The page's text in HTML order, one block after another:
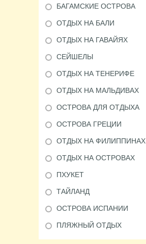
БАГАМСКИЕ ОСТРОВА
ОТДЫХ НА БАЛИ
ОТДЫХ НА ГАВАЙЯХ
СЕЙШЕЛЫ
ОТДЫХ НА ТЕНЕРИФЕ
ОТДЫХ НА МАЛЬДИВАХ
ОСТРОВА ДЛЯ ОТДЫХА
ОСТРОВА ГРЕЦИИ
ОТДЫХ НА ФИЛИППИНАХ
ОТДЫХ НА ОСТРОВАХ
ПХУКЕТ
ТАЙЛАНД
ОСТРОВА ИСПАНИИ
ПЛЯЖНЫЙ ОТДЫХ